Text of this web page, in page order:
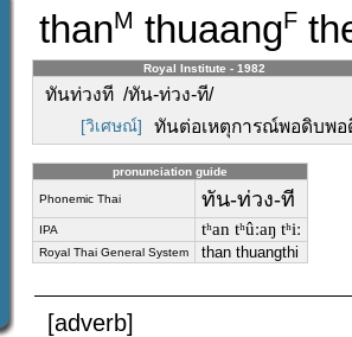
thanM thuaangF
Royal Institute - 1982
ทันท่วงที /ทัน-ท่วง-ที/
[วิเศษณ์] ทันต่อเหตุการณ์พอดิบพอ
pronunciation guide
Phonemic Thai ทัน-ท่วง-ที
IPA tʰan tʰûːaŋ tʰiː
Royal Thai General System than thuangthi
[adverb]